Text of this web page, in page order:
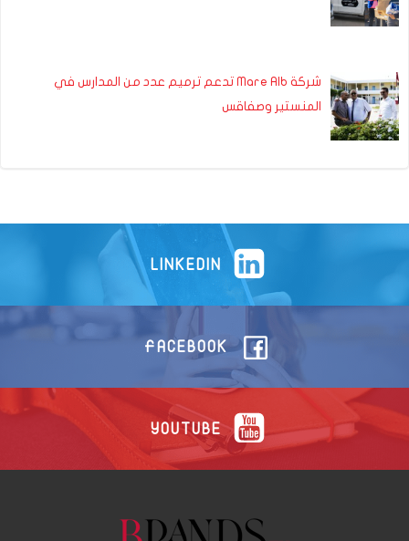
شركة Mare Alb تدعم ترميم عدد من المدارس في
المنستير وصفاقس
LINKEDIN
FACEBOOK
YOUTUBE